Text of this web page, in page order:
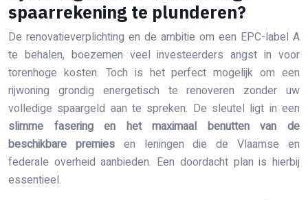
spaarrekening te plunderen?
De renovatieverplichting en de ambitie om een EPC-label A
te behalen, boezemen veel investeerders angst in voor
torenhoge kosten. Toch is het perfect mogelijk om een
rijwoning grondig energetisch te renoveren zonder uw
volledige spaargeld aan te spreken. De sleutel ligt in een
slimme fasering en het maximaal benutten van de
beschikbare premiesen leningen die de Vlaamse en
federale overheid aanbieden. Een doordacht plan is hierbij
essentieel.